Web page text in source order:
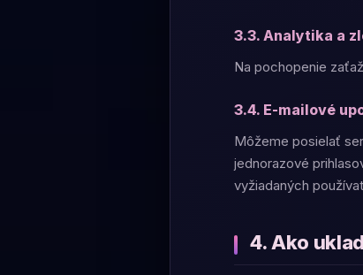
3.3. Analytika a
Na pochopenie
3.4. E-mailové
Môžeme posielať
jednorazové
vyžiadaných
4. Ako